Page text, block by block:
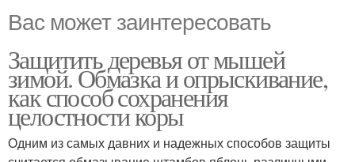
Вас может заинтересовать
Защитить деревья от мышей
зимой. Обмазка и опрыскивание,
как способ сохранения
целостности коры
Одним из самых давних и надежных способов защиты